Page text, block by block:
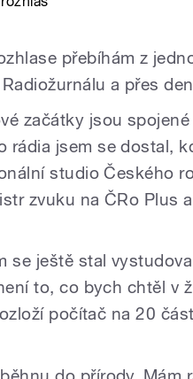
přebíhám z
a přes
začátky jsou
rádia jsem se dostal,
studio Českého
zvuku na ČRo Plus
se ještě stal
to, co bych chtěl v
počítač na 20